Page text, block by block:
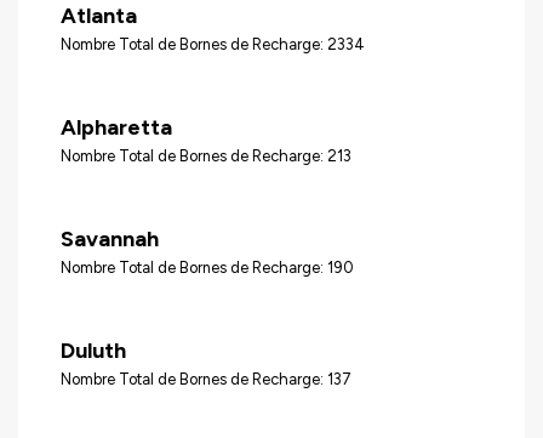
Atlanta
Nombre Total de Bornes de Recharge: 2334
Alpharetta
Nombre Total de Bornes de Recharge: 213
Savannah
Nombre Total de Bornes de Recharge: 190
Duluth
Nombre Total de Bornes de Recharge: 137